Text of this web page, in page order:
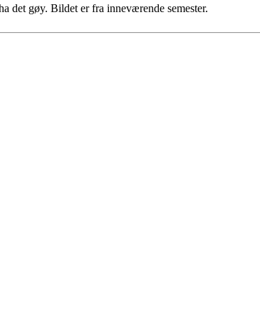
gøy. Bildet er fra inneværende semester.